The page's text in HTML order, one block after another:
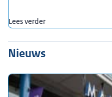
Lees verder
Nieuws